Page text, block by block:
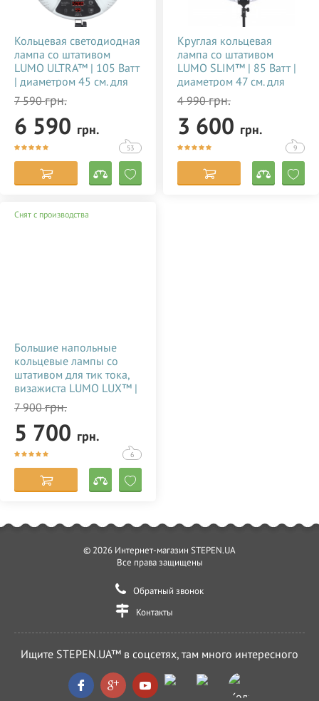
Кольцевая светодиодная
лампа со штативом
LUMO ULTRA™ | 105 Ватт
| диаметром 45 см. для
тик тока, визажиста,
косметолога, блогера,
фото, видеосъемки
купить недорого в
Украине 356784
7 590грн.
6 590 грн.
53
Круглая кольцевая
лампа со штативом
LUMO SLIM™ | 85 Ватт |
диаметром 47 см. для
съемки видео тик ток,
блогеров, визажиста,
макияжа купить
недорого в Украине
(Киеве) 356785
4 990грн.
3 600 грн.
9
Снят с производства
Большие напольные
кольцевые лампы со
штативом для тик тока,
визажиста LUMO LUX™ |
96 Ватт | диаметром 45
см. с держателем для
телефона купить
недорого в Украине
(Одессе) 356786
7 900грн.
5 700 грн.
6
© 2026 Интернет-магазин STEPEN.UA
Все права защищены
Обратный звонок
Контакты
Ищите STEPEN.UA™ в соцсетях, там много интересного